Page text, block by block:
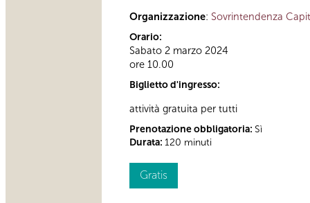
Organizzazione: Sovrintendenza
Orario:
Sabato 2 marzo 2024
ore 10.00
Biglietto d'ingresso:
attività gratuita per tutti
Prenotazione obbligatoria: Sì
Durata: 120 minuti
Gratis